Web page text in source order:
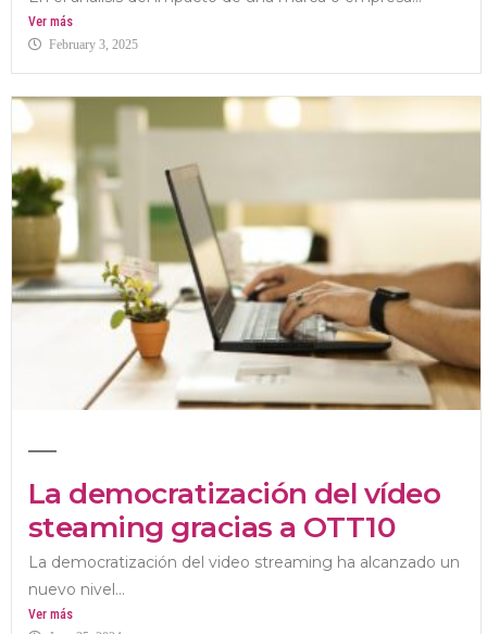
Ver más
February 3, 2025
La democratización del vídeo
steaming gracias a OTT10
La democratización del video streaming ha alcanzado un
nuevo nivel...
Ver más